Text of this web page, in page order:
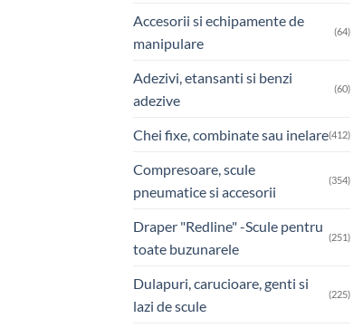
Accesorii si echipamente de
manipulare
(64)
Adezivi, etansanti si benzi
adezive
(60)
Chei fixe, combinate sau inelare(412)
Compresoare, scule
pneumatice si accesorii
(354)
Draper "Redline" -Scule pentru
toate buzunarele
(251)
Dulapuri, carucioare, genti si
lazi de scule
(225)